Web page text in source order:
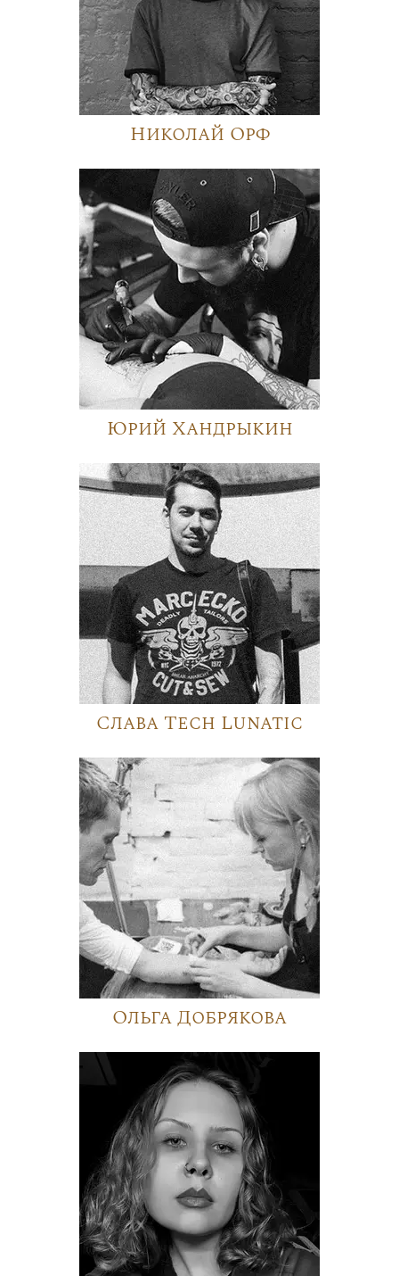
Николай Орф
Юрий Хандрыкин
Слава Tech Lunatic
Ольга Добрякова